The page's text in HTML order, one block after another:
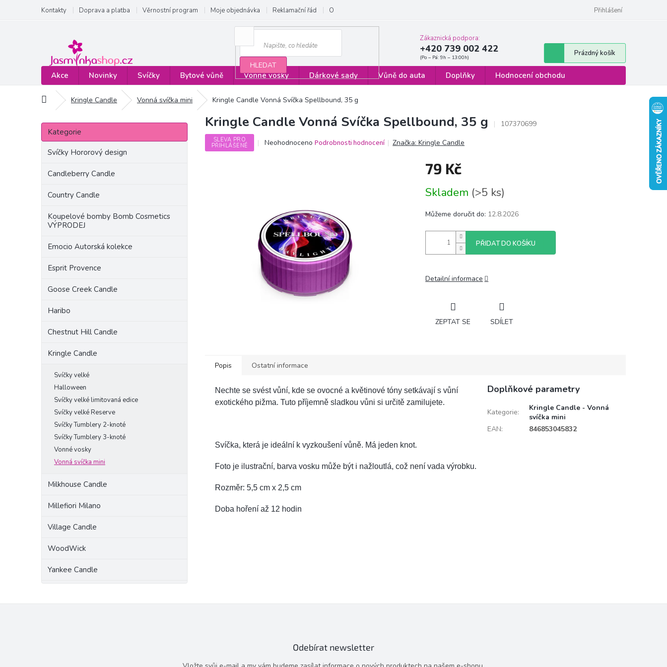
obsah
Kontakty Doprava a platba Věrnostní program Moje objednávka Reklamační řád Obchodní podmínky Formulář pro odstoupení od smlouvy
Přihlášení
HLEDAT
Zákaznická podpora:
+420 739 002 422
Nákupní
košík
Prázdný košík
Akce Novinky Svíčky Bytové vůně Vonné vosky Dárkové sady Vůně do auta Doplňky Hodnocení obchodu
Domů Kringle Candle Vonná svíčka mini Kringle Candle Vonná Svíčka Spellbound, 35 g
P
s
Přeskočit
kategorie
Kategorie
Svíčky Hororový design
Candleberry Candle
Country Candle
Koupelové bomby Bomb Cosmetics
VÝPRODEJ
Emocio Autorská kolekce
Esprit Provence
Goose Creek Candle
Haribo
Chestnut Hill Candle
Kringle Candle
Svíčky velké
Halloween
Svíčky velké limitovaná edice
Svíčky velké Reserve
Svíčky Tumblery 2-knoté
Svíčky Tumblery 3-knoté
Vonné vosky
Vonná svíčka mini
Milkhouse Candle
Millefiori Milano
Village Candle
WoodWick
Yankee Candle
Kringle Candle Vonná Svíčka Spellbound, 35 g 107370699
SLEVA PRO
PŘIHLÁŠENÉ
Průměrné
Neohodnoceno Podrobnosti hodnocení Značka:Kringle Candle
79 Kč
cena:
Skladem (>5 ks)
Můžeme doručit do: 12.8.2026
PŘIDAT DO KOŠÍKU
Detailní informace
ZEPTAT SE SDÍLET
Popis Ostatní informace
Nechte se svést vůní, kde se ovocné a květinové tóny setkávají s vůní
exotického pižma. Tuto příjemně sladkou vůni si určitě zamilujete.
Svíčka, která je ideální k vyzkoušení vůně. Má jeden knot.
Foto je ilustrační, barva vosku může být i nažloutlá, což není vada výrobku.
Rozměr: 5,5 cm x 2,5 cm
Doba hoření až 12 hodin
Doplňkové parametry
Kategorie:
Kringle Candle - Vonná
svíčka mini
EAN: 846853045832
Odebírat newsletter